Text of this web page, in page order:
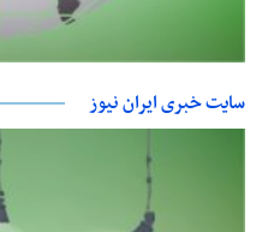
سایت خبری ایران نیوز